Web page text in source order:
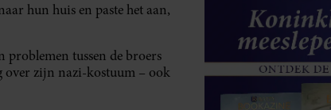
hun huis en paste het aan,
problemen tussen de broers
over zijn nazi-kostuum – ook